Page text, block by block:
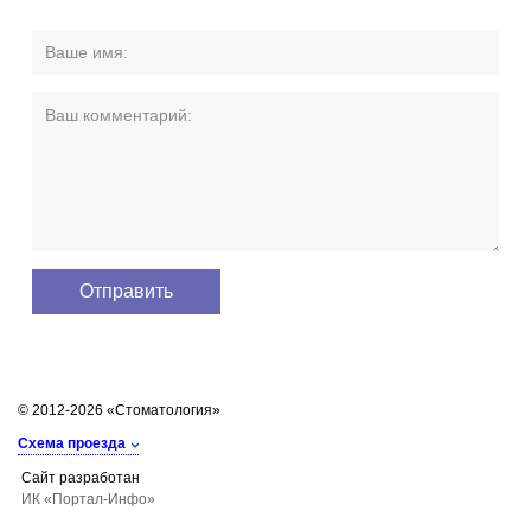
© 2012-2026 «Стоматология»
Схема проезда
Сайт разработан
ИК «Портал-Инфо»